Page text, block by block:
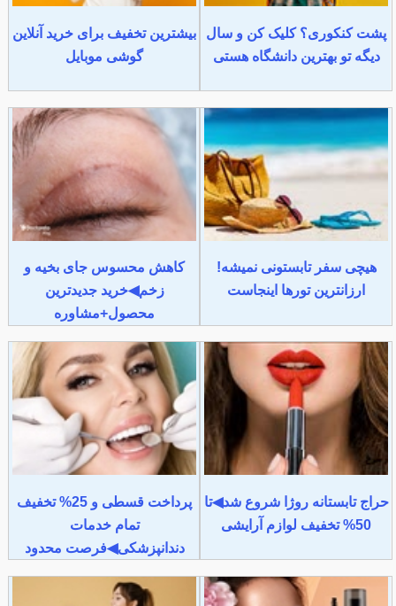
پشت کنکوری؟ کلیک کن و سال
دیگه تو بهترین دانشگاه هستی
بیشترین تخفیف برای خرید آنلاین
گوشی موبایل
هیچی سفر تابستونی نمیشه!
ارزانترین تورها اینجاست
کاهش محسوس جای بخیه و
زخم◀خرید جدیدترین
محصول+مشاوره
حراج تابستانه روژا شروع شد◀تا
50% تخفیف لوازم آرایشی
پرداخت قسطی و 25% تخفیف
تمام خدمات
دندانپزشکی◀فرصت محدود